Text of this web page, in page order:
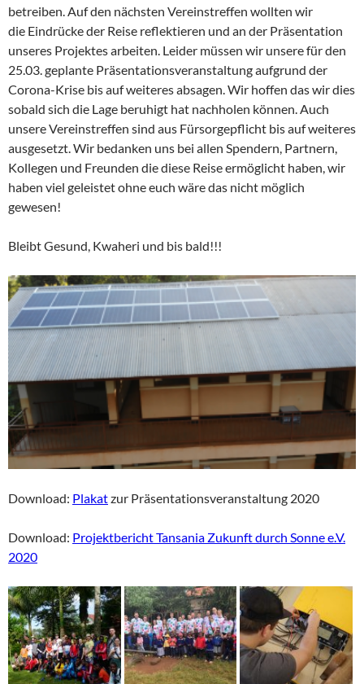
betreiben. Auf den nächsten Vereinstreffen wollten wir
die Eindrücke der Reise reflektieren und an der Präsentation
unseres Projektes arbeiten. Leider müssen wir unsere für den
25.03. geplante Präsentationsveranstaltung aufgrund der
Corona-Krise bis auf weiteres absagen. Wir hoffen das wir dies
sobald sich die Lage beruhigt hat nachholen können. Auch
unsere Vereinstreffen sind aus Fürsorgepflicht bis auf weiteres
ausgesetzt. Wir bedanken uns bei allen Spendern, Partnern,
Kollegen und Freunden die diese Reise ermöglicht haben, wir
haben viel geleistet ohne euch wäre das nicht möglich
gewesen!
Bleibt Gesund, Kwaheri und bis bald!!!
Download: Plakatzur Präsentationsveranstaltung 2020
Download: Projektbericht Tansania Zukunft durch Sonne e.V.
2020